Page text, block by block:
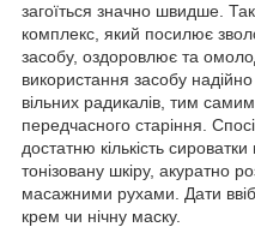
загоїться значно швидше.
комплекс, який посилює
засобу, оздоровлює та
використання засобу надійно
вільних радикалів, тим
передчасного старіння.
достатню кількість
тонізовану шкіру, акуратно
масажними рухами. Дати
крем чи нічну маску.